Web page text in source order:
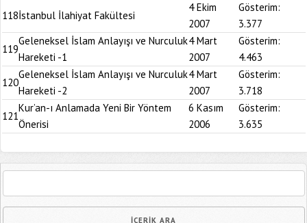
118İstanbul İlahiyat Fakültesi
4 Ekim
2007
Gösterim:
3.377
119
Geleneksel İslam Anlayışı ve Nurculuk
Hareketi -1
4 Mart
2007
Gösterim:
4.463
120
Geleneksel İslam Anlayışı ve Nurculuk
Hareketi -2
4 Mart
2007
Gösterim:
3.718
121
Kur’an-ı Anlamada Yeni Bir Yöntem
Önerisi
6 Kasım
2006
Gösterim:
3.635